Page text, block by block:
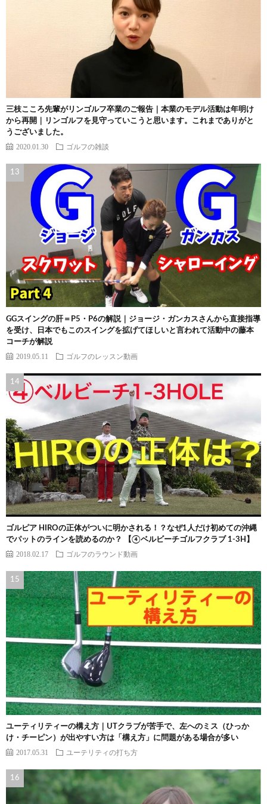
三枝こころ先輩がリンゴルフ卒業のご報告｜本業のモデル活動は年明け
から再開｜リンゴルフを見守っていこうと思います。これまでありがと
うございました。
2020.01.30 ゴルフの雑談
GGスイングの肝＝P5・P6の解説｜ジョージ・ガンカスさんから直接指導
を受け、日本でもこのスイングを拡げてほしいと言われて活動中の藤本
コーチが解説
2019.05.11 ゴルフのレッスン動画
ゴルピア HIROの正体がついに明かされる！？なぜ1人だけ初めての沖縄
でパットのラインを読めるのか？ 【④ベルビーチゴルフクラブ 1-3H】
2018.02.17 ゴルフのラウンド動画
ユーティリティーの構え方｜UTクラブが苦手で、左へのミス（ひっか
け・チーピン）が出やすい方は「構え方」に問題がある場合が多い
2017.05.31 ユーテリティの打ち方